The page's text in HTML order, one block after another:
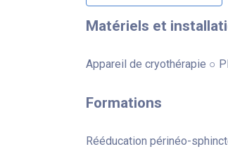
Matériels et
Appareil de cryothérapie ○
Formations
Rééducation périnéo-